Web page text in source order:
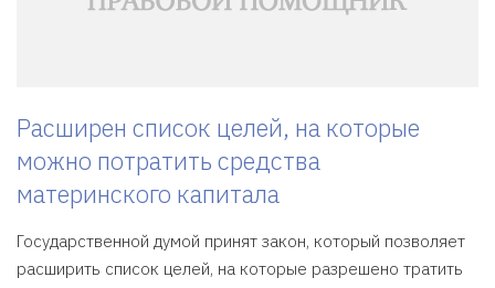
Расширен список целей, на которые
можно потратить средства
материнского капитала
Государственной думой принят закон, который позволяет
расширить список целей, на которые разрешено тратить